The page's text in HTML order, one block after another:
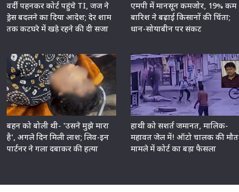
वर्दी पहनकर कोर्ट पहुंचे TI, जज ने
ड्रेस बदलने का दिया आदेश; देर शाम
तक कटघरे में खड़े रहने की दी सजा
बहन को बोली थी- 'उसने मुझे मारा
है', अगले दिन मिली लाश; लिव-इन
पार्टनर ने गला दबाकर की हत्या
एमपी में मानसून कमजोर, 19% कम
बारिश ने बढ़ाई किसानों की चिंता;
धान-सोयाबीन पर संकट
हाथी को सशर्त जमानत, मालिक-
महावत जेल में! ऑटो चालक की मौत
मामले में कोर्ट का बड़ा फैसला